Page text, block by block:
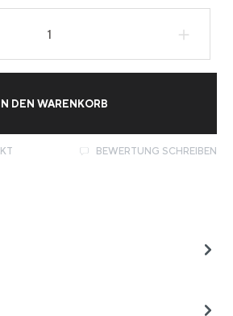
DEN WARENKORB
BEWERTUNG SCHREIBEN